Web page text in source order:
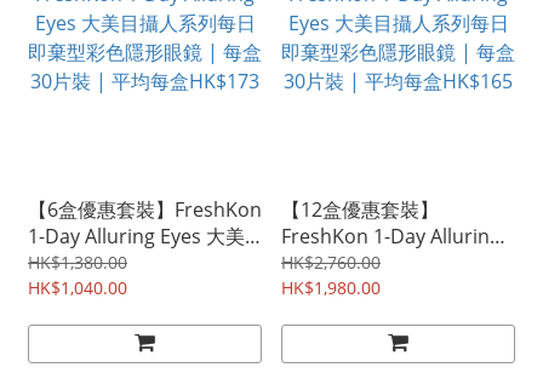
【6盒優惠套裝】FreshKon
1-Day Alluring Eyes 大美
目攝人系列每日即棄型彩色
隱形眼鏡 | 每盒30片裝 |
HK$1,380.00
HK$1,040.00
【12盒優惠套裝】
FreshKon 1-Day Alluring
Eyes 大美目攝人系列每日
即棄型彩色隱形眼鏡 | 每盒
HK$2,760.00
HK$1,980.00